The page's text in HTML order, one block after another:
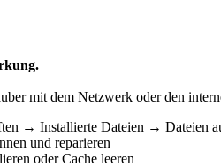
mit dem Netzwerk oder den
→ Installierte Dateien → Dateien
und reparieren
oder Cache leeren